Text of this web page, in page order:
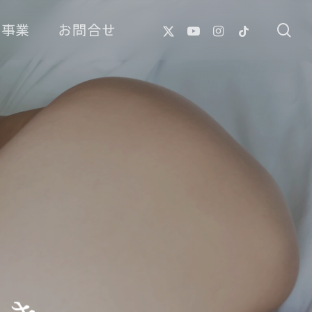
業 お問合せ
X-
Twitter
YoutubeInstagram
Tiktok